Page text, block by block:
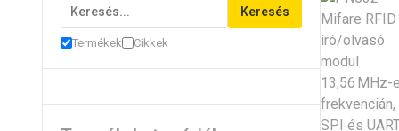
Keresés
Termékek Cikkek